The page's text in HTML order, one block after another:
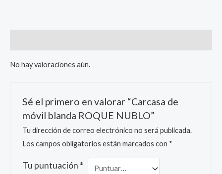
No hay valoraciones aún.
Sé el primero en valorar “Carcasa de
móvil blanda ROQUE NUBLO”
Tu dirección de correo electrónico no será publicada.
Los campos obligatorios están marcados con *
Tu puntuación *